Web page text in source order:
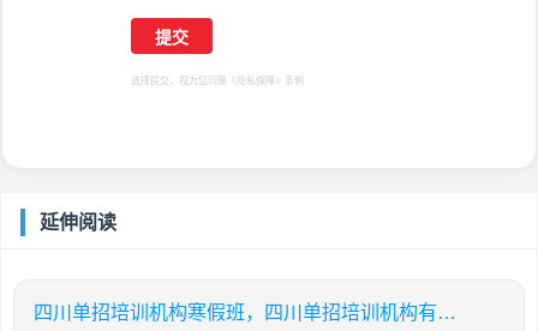
选择提交，视为您同意 《隐私保障》 条例
延伸阅读
四川单招培训机构寒假班，四川单招培训机构有哪些